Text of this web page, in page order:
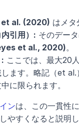
et al. (2020) はメタ
引用）: そのデー
et al., 2020)。
ここでは、最大20
ます。略記（et
に限られます。
ンは、この一貫性
やすくなると説明し